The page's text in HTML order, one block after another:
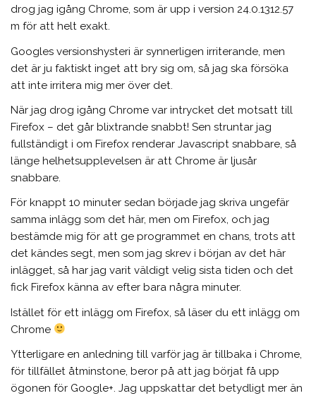
drog jag igång Chrome, som är upp i version 24.0.1312.57
m för att helt exakt.
Googles versionshysteri är synnerligen irriterande, men
det är ju faktiskt inget att bry sig om, så jag ska försöka
att inte irritera mig mer över det.
När jag drog igång Chrome var intrycket det motsatt till
Firefox – det går blixtrande snabbt! Sen struntar jag
fullständigt i om Firefox renderar Javascript snabbare, så
länge helhetsupplevelsen är att Chrome är ljusår
snabbare.
För knappt 10 minuter sedan började jag skriva ungefär
samma inlägg som det här, men om Firefox, och jag
bestämde mig för att ge programmet en chans, trots att
det kändes segt, men som jag skrev i början av det här
inlägget, så har jag varit väldigt velig sista tiden och det
fick Firefox känna av efter bara några minuter.
Istället för ett inlägg om Firefox, så läser du ett inlägg om
Chrome
Ytterligare en anledning till varför jag är tillbaka i Chrome,
för tillfället åtminstone, beror på att jag börjat få upp
ögonen för Google+. Jag uppskattar det betydligt mer än